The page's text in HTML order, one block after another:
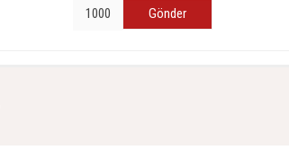
Gönder